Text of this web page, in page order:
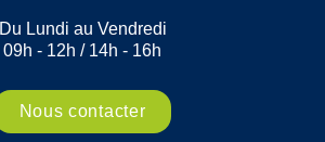
Du Lundi au Vendredi
09h - 12h / 14h - 16h
Nous contacter